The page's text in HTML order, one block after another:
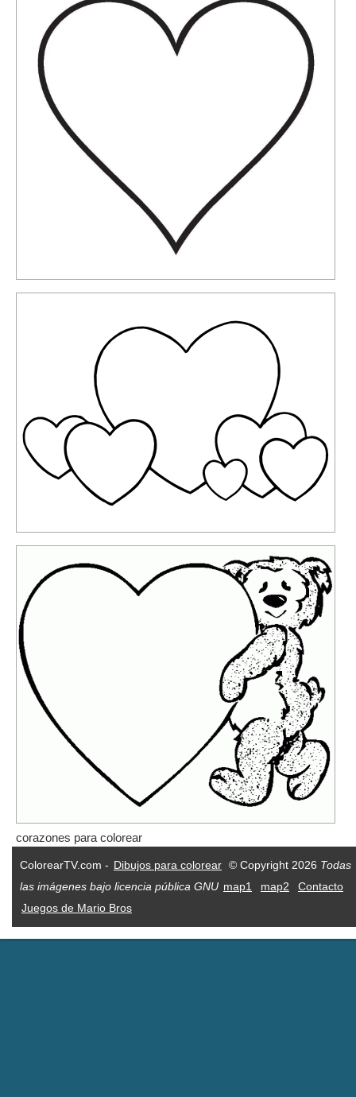
corazones para colorear
ColorearTV.com - Dibujos para colorear © Copyright 2026 Todas
las imágenes bajo licencia pública GNU map1 map2
Contacto
Juegos de Mario Bros